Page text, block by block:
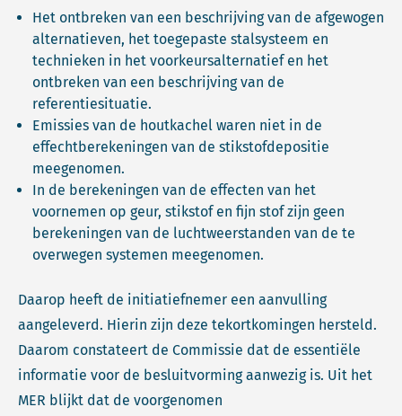
Het ontbreken van een beschrijving van de afgewogen
alternatieven, het toegepaste stalsysteem en
technieken in het voorkeursalternatief en het
ontbreken van een beschrijving van de
referentiesituatie.
Emissies van de houtkachel waren niet in de
effechtberekeningen van de stikstofdepositie
meegenomen.
In de berekeningen van de effecten van het
voornemen op geur, stikstof en fijn stof zijn geen
berekeningen van de luchtweerstanden van de te
overwegen systemen meegenomen.
Daarop heeft de initiatiefnemer een aanvulling
aangeleverd. Hierin zijn deze tekortkomingen hersteld.
Daarom constateert de Commissie dat de essentiële
informatie voor de besluitvorming aanwezig is. Uit het
MER blijkt dat de voorgenomen